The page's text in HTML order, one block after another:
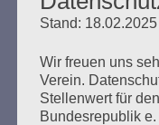
Stand: 18.02.2025
Wir freuen uns
Verein.
Stellenwert für
Bundesrepublik